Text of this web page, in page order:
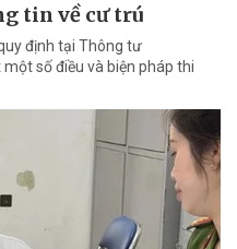
tin về cư trú
định tại Thông tư
số điều và biện pháp thi